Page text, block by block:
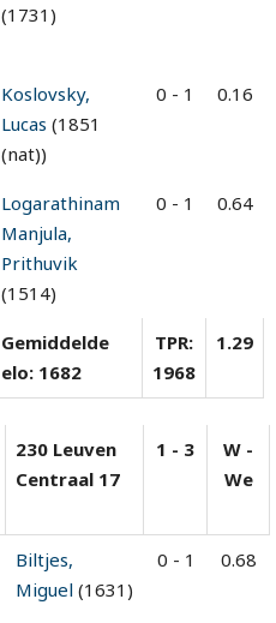
(1731)
Koslovsky,
Lucas (1851
(nat))
0 - 1 0.16
Logarathinam
Manjula,
Prithuvik
(1514)
0 - 1 0.64
Gemiddelde
elo: 1682
TPR:
1968
1.29
230 Leuven
Centraal 17
1 - 3
W -
We
Biltjes,
Miguel (1631)
0 - 1 0.68